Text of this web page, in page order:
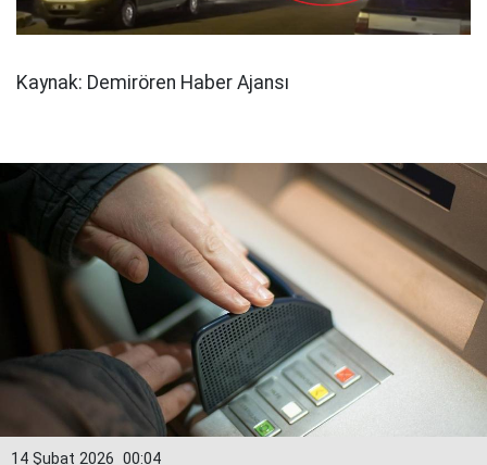
Kaynak: Demirören Haber Ajansı
00:04
14 Şubat 2026